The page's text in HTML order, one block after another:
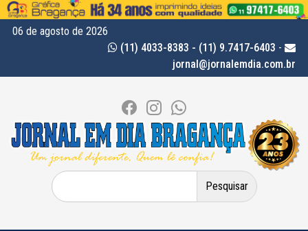
06 de agosto de 2026
(11) 4033-8383 - (11) 9.7417-6403 -
jornal@jornalemdia.com.br
Pesquisar
por: